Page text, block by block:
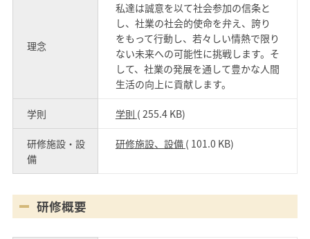
理念
私達は誠意を以て社会参加の信条と
し、社業の社会的使命を弁え、誇り
をもって行動し、若々しい情熱で限り
ない未来への可能性に挑戦します。そ
して、社業の発展を通して豊かな人間
生活の向上に貢献します。
学則 学則 ( 255.4 KB)
研修施設・設
備
研修施設、設備 ( 101.0 KB)
研修概要